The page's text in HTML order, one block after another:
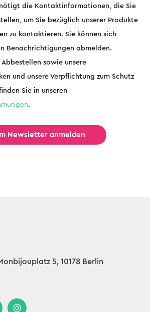
die Kontaktinformationen, die Sie
um Sie bezüglich unserer Produkte
zu kontaktieren. Sie können sich
Benachrichtigungen abmelden.
Abbestellen sowie unsere
und unsere Verpflichtung zum Schutz
Sie in unseren
.
5, 10178 Berlin